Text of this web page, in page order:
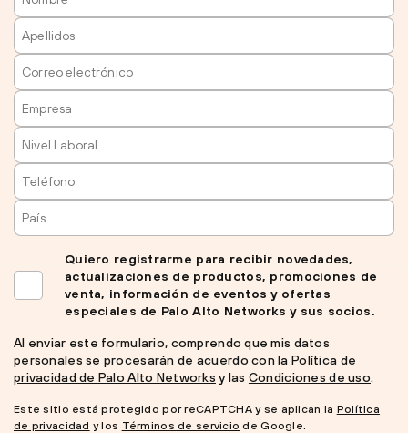
Quiero registrarme para recibir novedades,
actualizaciones de productos, promociones de
venta, información de eventos y ofertas
especiales de Palo Alto Networks y sus socios.
Al enviar este formulario, comprendo que mis datos
personales se procesarán de acuerdo con laPolítica de
privacidad de Palo Alto Networks y las Condiciones de uso.
Este sitio está protegido por reCAPTCHA y se aplican la Política
de privacidad y los Términos de servicio de Google.